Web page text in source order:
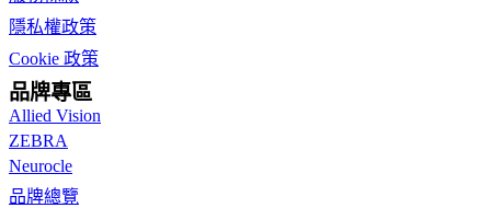
隱私權政策
Cookie 政策
品牌專區
Allied Vision
ZEBRA
Neurocle
品牌總覽